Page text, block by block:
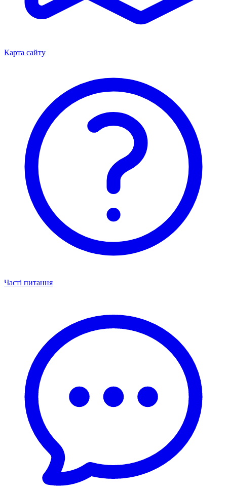
Карта сайту
Часті питання